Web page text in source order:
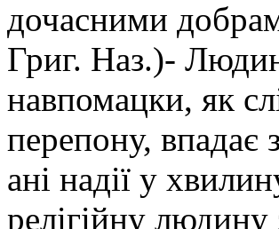
дочасними
Григ. Наз.)-
навпомацки, як
перепону, впадає
ані надії у
релігійну людину